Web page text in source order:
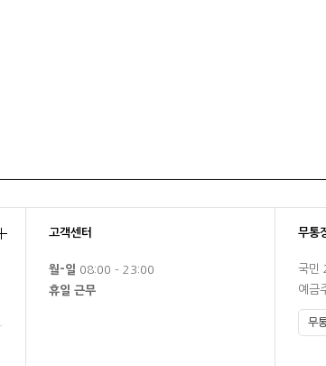
고객센터
월-일 08:00 - 23:00
휴일 근무
무통
국민
예금